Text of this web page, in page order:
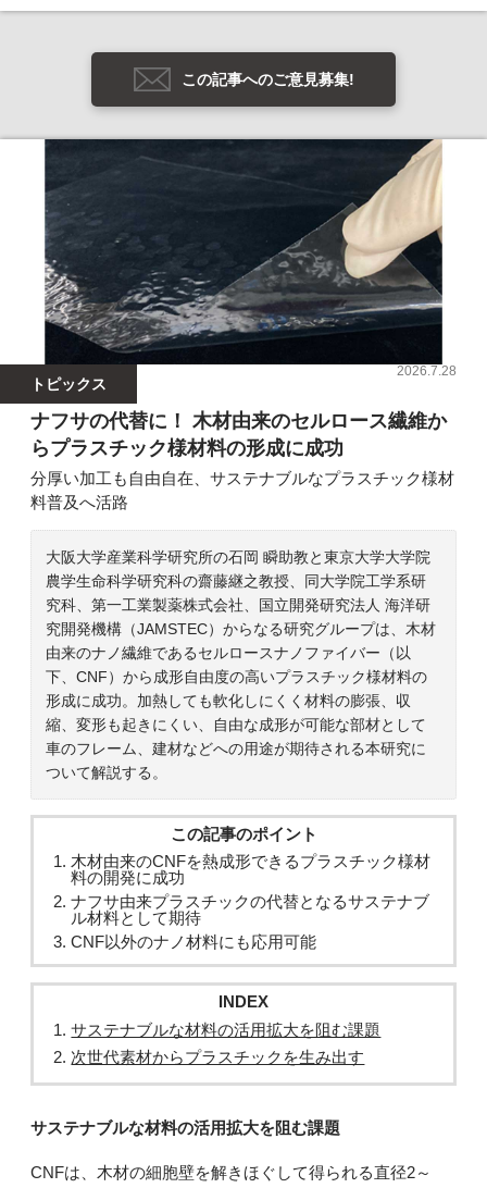
この記事へのご意見募集!
トピックス
2026.7.28
ナフサの代替に！ 木材由来のセルロース繊維か
らプラスチック様材料の形成に成功
分厚い加工も自由自在、サステナブルなプラスチック様材
料普及へ活路
大阪大学産業科学研究所の石岡 瞬助教と東京大学大学院
農学生命科学研究科の齋藤継之教授、同大学院工学系研
究科、第一工業製薬株式会社、国立開発研究法人 海洋研
究開発機構（JAMSTEC）からなる研究グループは、木材
由来のナノ繊維であるセルロースナノファイバー（以
下、CNF）から成形自由度の高いプラスチック様材料の
形成に成功。加熱しても軟化しにくく材料の膨張、収
縮、変形も起きにくい、自由な成形が可能な部材として
車のフレーム、建材などへの用途が期待される本研究に
ついて解説する。
この記事のポイント
木材由来のCNFを熱成形できるプラスチック様材
料の開発に成功
ナフサ由来プラスチックの代替となるサステナブ
ル材料として期待
CNF以外のナノ材料にも応用可能
INDEX
サステナブルな材料の活用拡大を阻む課題
次世代素材からプラスチックを生み出す
サステナブルな材料の活用拡大を阻む課題
CNFは、木材の細胞壁を解きほぐして得られる直径2～